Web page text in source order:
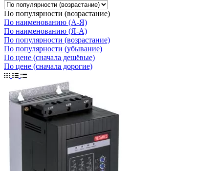
По популярности (возрастание)
По наименованию (А-Я)
По наименованию (Я-А)
По популярности (возрастание)
По популярности (убывание)
По цене (сначала дешёвые)
По цене (сначала дорогие)